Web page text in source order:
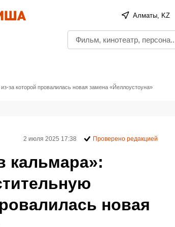
Алматы, KZ
за которой провалилась новая замена «Йеллоустоуна»
кальмара»:
новая
2 июля 2025 17:38 Проверено редакцией